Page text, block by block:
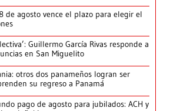
de agosto vence el plazo para elegir el
Guillermo García Rivas responde a
en San Miguelito
otros dos panameños logran ser
su regreso a Panamá
pago de agosto para jubilados: ACH y